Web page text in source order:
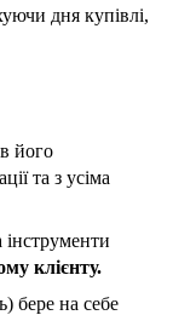
дня купівлі,
його
та з усіма
інструменти
клієнту.
бере на себе